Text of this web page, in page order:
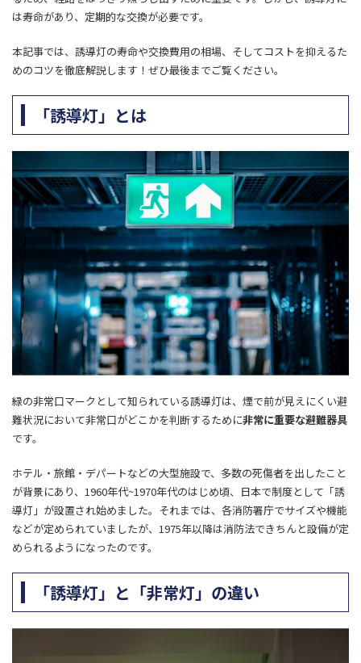
は寿命があり、定期的な交換が必要です。
本記事では、誘導灯の寿命や交換費用の相場、そしてコストを抑えるた
めのコツを徹底解説します！ぜひ最後までご覧ください。
「誘導灯」とは
緑の非常口マークとして知られている誘導灯は、 煙で前が見えにくい避
難状況において非常口がどこかを判断するために非常に重要な避難器具
です。
ホテル・旅館・デパートなどの大型施設で、多数の死傷者を出したこと
が背景にあり、1960年代~1970年代のはじめ頃、日本で制度として「誘
導灯」が設置され始めました。それまでは、各消防署庁でサイズや機能
などが定められていましたが、1975年以降は消防法できちんと設備が定
められるようになったのです。
「誘導灯」と「非常灯」の違い